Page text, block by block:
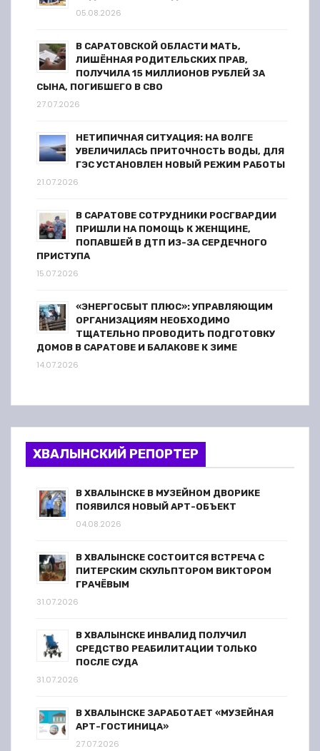
и
я
а
п
и
с
е
й
05.08.2026
В САРАТОВСКОЙ ОБЛАСТИ МАТЬ,
ЛИШЁННАЯ РОДИТЕЛЬСКИХ ПРАВ,
ПОЛУЧИЛА 15 МИЛЛИОНОВ РУБЛЕЙ ЗА
СЫНА, ПОГИБШЕГО В СВО
27.07.2026
НЕТИПИЧНАЯ СИТУАЦИЯ: НА ВОЛГЕ
УВЕЛИЧИЛАСЬ ПРИТОЧНОСТЬ ВОДЫ, ДЛЯ
ГЭС УСТАНОВЛЕН НОВЫЙ РЕЖИМ РАБОТЫ
21.07.2026
В САРАТОВЕ СОТРУДНИКИ РОСГВАРДИИ
ПРИШЛИ НА ПОМОЩЬ К ЖЕНЩИНЕ,
ПОПАВШЕЙ В ДТП ИЗ-ЗА СЕРДЕЧНОГО
ПРИСТУПА
15.07.2026
«ЭНЕРГОСБЫТ ПЛЮС»: УПРАВЛЯЮЩИМ
ОРГАНИЗАЦИЯМ НЕОБХОДИМО
ТЩАТЕЛЬНО ПРОВОДИТЬ ПОДГОТОВКУ
ДОМОВ В САРАТОВЕ И БАЛАКОВЕ К ЗИМЕ
14.07.2026
ХВАЛЫНСКИЙ РЕПОРТЕР
В ХВАЛЫНСКЕ В МУЗЕЙНОМ ДВОРИКЕ
ПОЯВИЛСЯ НОВЫЙ АРТ-ОБЪЕКТ
04.08.2026
В ХВАЛЫНСКЕ СОСТОИТСЯ ВСТРЕЧА С
ПИТЕРСКИМ СКУЛЬПТОРОМ ВИКТОРОМ
ГРАЧЁВЫМ
31.07.2026
В ХВАЛЫНСКЕ ИНВАЛИД ПОЛУЧИЛ
СРЕДСТВО РЕАБИЛИТАЦИИ ТОЛЬКО
ПОСЛЕ СУДА
31.07.2026
В ХВАЛЫНСКЕ ЗАРАБОТАЕТ «МУЗЕЙНАЯ
АРТ-ГОСТИНИЦА»
27.07.2026